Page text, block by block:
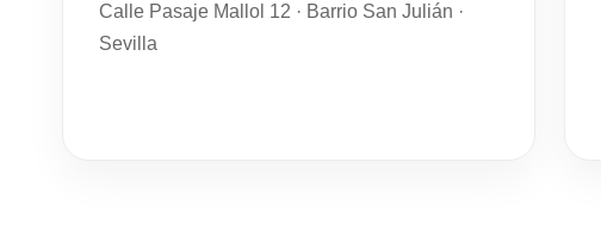
Calle Pasaje Mallol 12 · Barrio San Julián ·
Sevilla